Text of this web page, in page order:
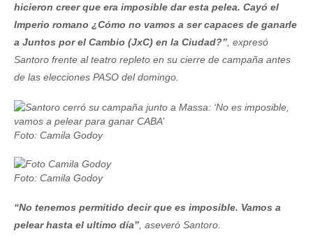
hicieron creer que era imposible dar esta pelea. Cayó el
Imperio romano ¿Cómo no vamos a ser capaces de ganarle
a Juntos por el Cambio (JxC) en la Ciudad?” , expresó
Santoro frente al teatro repleto en su cierre de campaña antes
de las elecciones PASO del domingo.
Foto: Camila Godoy
Foto: Camila Godoy
“No tenemos permitido decir que es imposible. Vamos a
pelear hasta el ultimo día”, aseveró Santoro.